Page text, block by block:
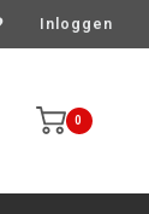
Inloggen
0